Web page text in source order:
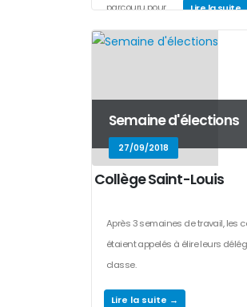
parcouru pour... Lire la suite
Semaine d'élections
27/09/2018
Collège Saint-Louis
Après 3 semaines de travail, les
étaient appelés à élire leurs
classe.
Lire la suite →